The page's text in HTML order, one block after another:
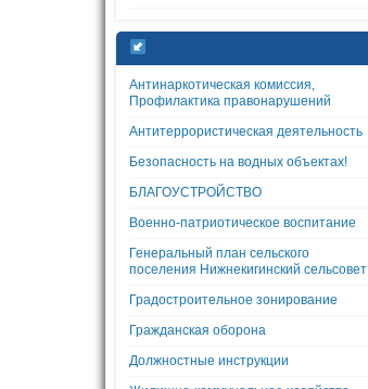
Антинаркотическая комиссия,
Профилактика правонарушений
Антитеррористическая деятельность
Безопасность на водных объектах!
БЛАГОУСТРОЙСТВО
Военно-патриотическое воспитание
Генеральный план сельского
поселения Нижнекигинский сельсовет
Градостроительное зонирование
Гражданская оборона
Должностные инструкции